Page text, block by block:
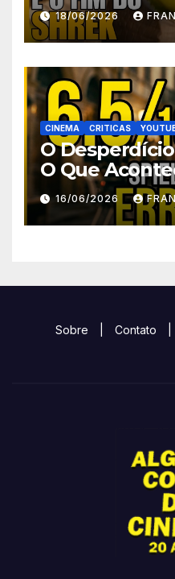
18/06/2026
CINEMA CRITICAS
O
O Que
16/06/2026
Sobre Contato